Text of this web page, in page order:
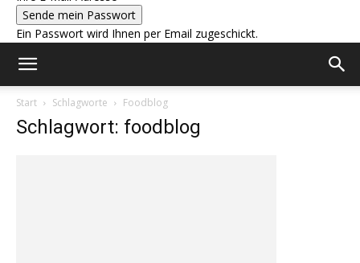
Ein Passwort wird Ihnen per Email zugeschickt.
Start Schlagworte Foodblog
Schlagwort: foodblog